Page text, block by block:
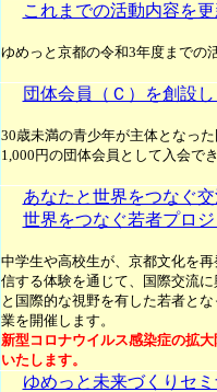
これまでの活動内容を
ゆめっと京都の令和3年度までの
団体会員（Ｃ）を創設
30歳未満の青少年が主体となっ
1,000円の団体会員として入会で
あなたと世界をつなぐ
世界をつなぐ若者プロ
中学生や高校生が、京都文化を
信する体験を通じて、国際交流
と国際的な視野を有した若者と
業を開催します。
新型コロナウイルス感染症の拡
いたします。
ゆめっと未来づくりセ